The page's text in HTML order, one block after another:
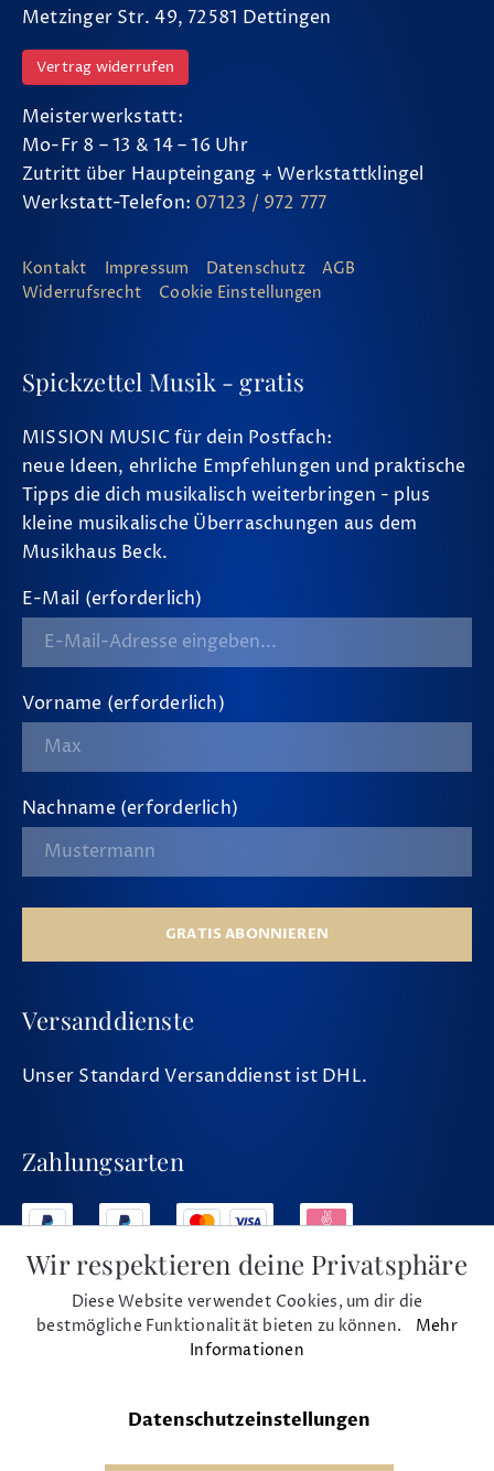
Metzinger Str. 49, 72581 Dettingen
Vertrag widerrufen
Meisterwerkstatt:
Mo-Fr 8 – 13 & 14 – 16 Uhr
Zutritt über Haupteingang + Werkstattklingel
Werkstatt-Telefon: 07123 / 972 777
Kontakt Impressum Datenschutz
AGB
Widerrufsrecht
Cookie Einstellungen
Spickzettel Musik - gratis
MISSION MUSIC für dein Postfach:
neue Ideen, ehrliche Empfehlungen und praktische
Tipps die dich musikalisch weiterbringen - plus
kleine musikalische Überraschungen aus dem
Musikhaus Beck.
E-Mail (erforderlich)
Vorname (erforderlich)
Nachname (erforderlich)
GRATIS ABONNIEREN
Versanddienste
Unser Standard Versanddienst ist DHL.
Zahlungsarten
Social Media
Wir respektieren deine Privatsphäre
Diese Website verwendet Cookies, um dir die
bestmögliche Funktionalität bieten zu können. Mehr
Informationen
Datenschutzeinstellungen